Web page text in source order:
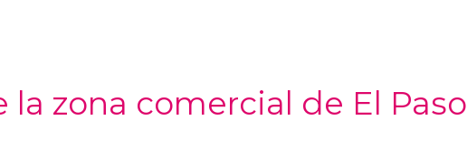
zona comercial de El Paso